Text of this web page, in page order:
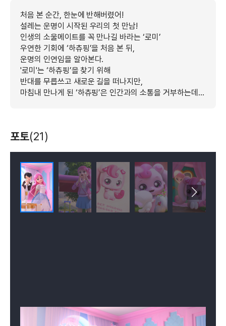
처음 본 순간, 한눈에 반해버렸어!
설레는 운명이 시작된 우리의 첫 만남!
인생의 소울메이트를 꼭 만나길 바라는 ‘로미’
우연한 기회에 ‘하츄핑’을 처음 본 뒤,
운명의 인연임을 알아본다.
'로미'는 ‘하츄핑’을 찾기 위해
반대를 무릅쓰고 새로운 길을 떠나지만,
마침내 만나게 된 ‘하츄핑’은 인간과의 소통을 거부하는데…
포토(21)